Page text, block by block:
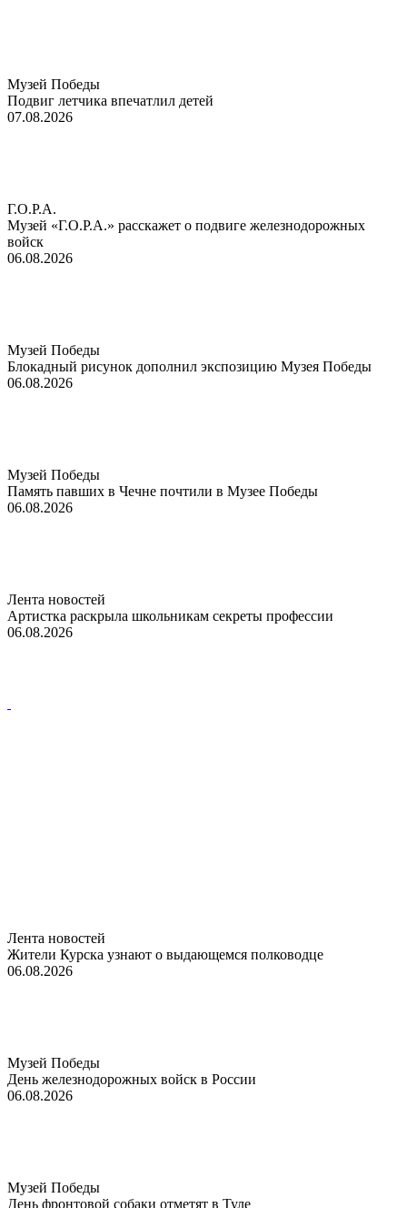
Музей Победы
Подвиг летчика впечатлил детей
07.08.2026
Г.О.Р.А.
Музей «Г.О.Р.А.» расскажет о подвиге железнодорожных
войск
06.08.2026
Музей Победы
Блокадный рисунок дополнил экспозицию Музея Победы
06.08.2026
Музей Победы
Память павших в Чечне почтили в Музее Победы
06.08.2026
Лента новостей
Артистка раскрыла школьникам секреты профессии
06.08.2026
Лента новостей
Жители Курска узнают о выдающемся полководце
06.08.2026
Музей Победы
День железнодорожных войск в России
06.08.2026
Музей Победы
День фронтовой собаки отметят в Туле